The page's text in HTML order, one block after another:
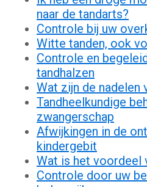
naar de tandarts?
Controle bij uw
Witte tanden, ook
Controle en
tandhalzen
Wat zijn de nadelen
Tandheelkundige
zwangerschap
Afwijkingen in de
kindergebit
Wat is het voordeel
Controle door uw